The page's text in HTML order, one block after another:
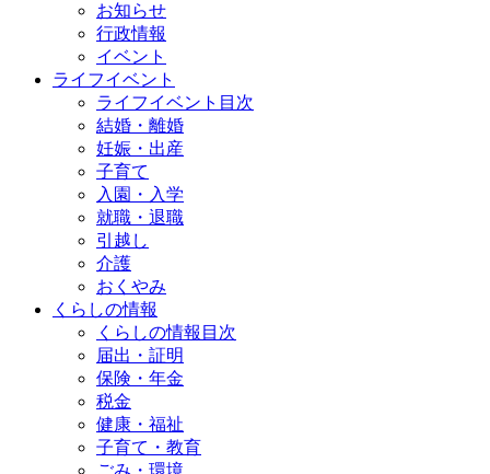
お知らせ
行政情報
イベント
ライフイベント
ライフイベント目次
結婚・離婚
妊娠・出産
子育て
入園・入学
就職・退職
引越し
介護
おくやみ
くらしの情報
くらしの情報目次
届出・証明
保険・年金
税金
健康・福祉
子育て・教育
ごみ・環境